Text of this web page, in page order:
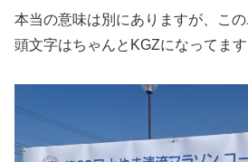
本当の意味は別にありますが、こ
頭文字はちゃんとKGZになってます